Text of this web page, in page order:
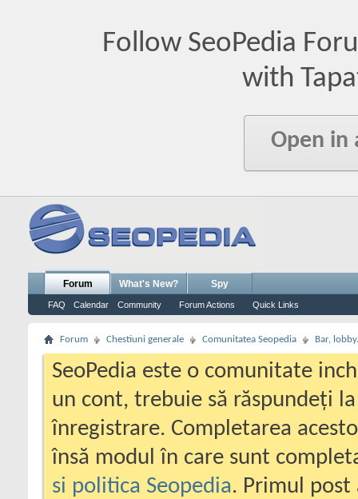
Follow SeoPedia
with
Open in
Forum
FAQ Calendar Community Forum Actions Quick Links
What's New? Spy
Forum Chestiuni generale Comunitatea Seopedia Bar,
SeoPedia este o comunitate
un cont, trebuie să răspundeți
înregistrare. Completarea
însă modul în care sunt
si politica Seopedia. Primul